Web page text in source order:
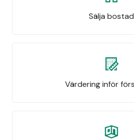
Sälja bostad
Värdering inför